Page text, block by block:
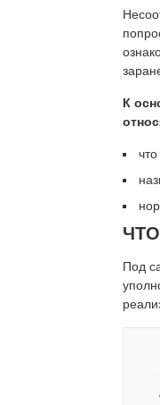
К
Под